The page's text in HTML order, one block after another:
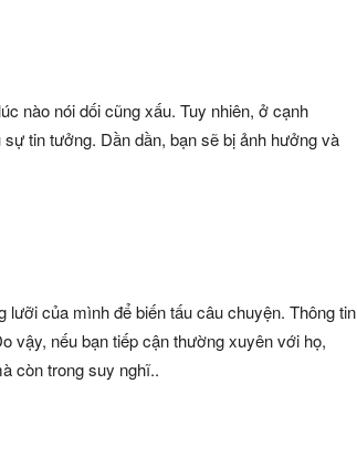
nào nói dối cũng xấu. Tuy nhiên, ở cạnh
tin tưởng. Dần dần, bạn sẽ bị ảnh hưởng và
của mình để biến tấu câu chuyện. Thông tin
vậy, nếu bạn tiếp cận thường xuyên với họ,
còn trong suy nghĩ..